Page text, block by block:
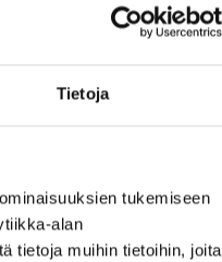
Tietoja
tukemiseen
alan
tietoja muihin tietoihin, joita
on
on, että
kääntäisimme
kannustimia.